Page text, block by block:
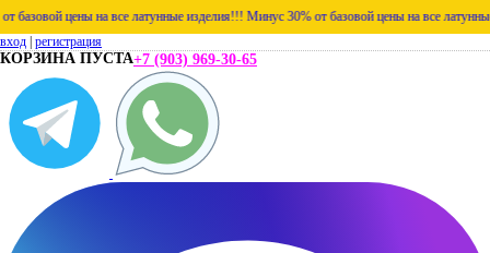
цены на все латунные изделия!!! Минус 30% от базовой цены на все латунные
вход регистрация
КОРЗИНА ПУСТА+7 (903) 969-30-65